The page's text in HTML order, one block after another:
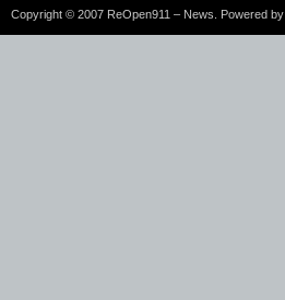
Copyright © 2007 ReOpen911 – News. Powered by